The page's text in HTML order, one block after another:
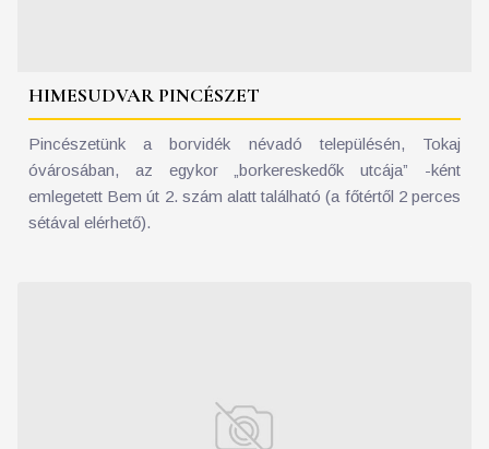
HIMESUDVAR PINCÉSZET
Pincészetünk a borvidék névadó településén, Tokaj
óvárosában, az egykor „borkereskedők utcája” -ként
emlegetett Bem út 2. szám alatt található (a főtértől 2 perces
sétával elérhető).